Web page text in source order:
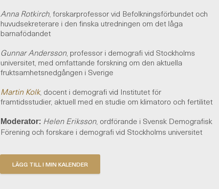
Anna Rotkirch , forskarprofessor vid Befolkningsförbundet och
huvudsekreterare i den finska utredningen om det låga
barnafödandet
Gunnar Andersson , professor i demografi vid Stockholms
universitet, med omfattande forskning om den aktuella
fruktsamhetsnedgången i Sverige
Martin Kolk, docent i demografi vid Institutet för
framtidsstudier, aktuell med en studie om klimatoro och fertilitet
Moderator: Helen Eriksson , ordförande i Svensk Demografisk
Förening och forskare i demografi vid Stockholms universitet